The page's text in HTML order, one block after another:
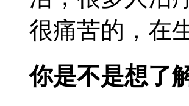
很痛苦的，在
你是不是想了